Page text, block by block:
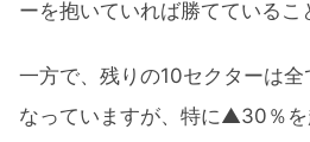
ーを抱いていれば勝てているこ
一方で、残りの10セクターは
なっていますが、特に▲30％